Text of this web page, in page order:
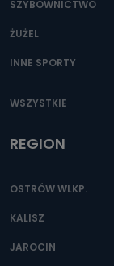
SZYBOWNICTWO
ŻUŻEL
INNE SPORTY
WSZYSTKIE
REGION
OSTRÓW WLKP.
KALISZ
JAROCIN